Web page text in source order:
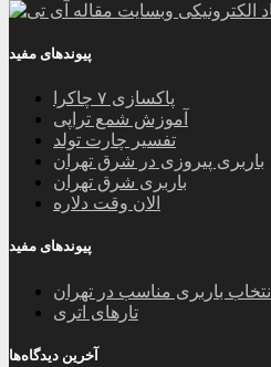
پیوندهای مفید
پاکسازی ۷ چاکرا
آموزش شمع تراپی
تفسیر چارت تولد
باربری پیروزی در شرق تهران
باربری شرق تهران
الان وقت دلاره
پیوندهای مفید
انتخاب باربری مناسب در تهران
تارهای اتری
آخرین دیدگاه‌ها